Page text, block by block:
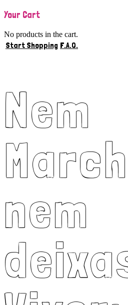
Your Cart
No products in the cart.
Start Shopping F.A.Q.
Nem
nem